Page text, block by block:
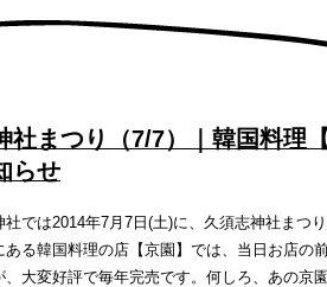
社まつり（7/7）｜韓国料理
らせ
では2014年7月7日(土)に、久須志神社まつり
ある韓国料理の店【京園】では、当日お店の
、大変好評で毎年完売です。何しろ、あの京